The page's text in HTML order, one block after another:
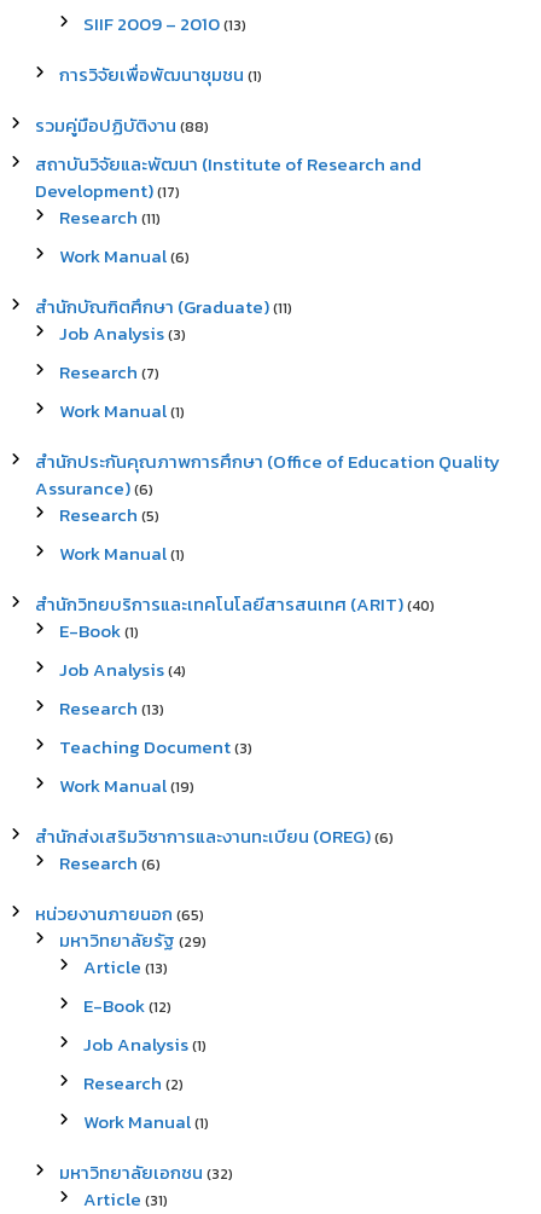
SIIF 2009 – 2010(13)
การวิจัยเพื่อพัฒนาชุมชน (1)
รวมคู่มือปฏิบัติงาน (88)
สถาบันวิจัยและพัฒนา (Institute of Research and
Development)(17)
Research (11)
Work Manual(6)
สำนักบัณฑิตศึกษา (Graduate)(11)
Job Analysis(3)
Research (7)
Work Manual(1)
สำนักประกันคุณภาพการศึกษา (Office of Education Quality
Assurance)(6)
Research (5)
Work Manual(1)
สำนักวิทยบริการและเทคโนโลยีสารสนเทศ (ARIT)(40)
E-Book(1)
Job Analysis(4)
Research (13)
Teaching Document(3)
Work Manual(19)
สำนักส่งเสริมวิชาการและงานทะเบียน (OREG)(6)
Research (6)
หน่วยงานภายนอก (65)
มหาวิทยาลัยรัฐ (29)
Article (13)
E-Book(12)
Job Analysis(1)
Research (2)
Work Manual(1)
มหาวิทยาลัยเอกชน (32)
Article (31)